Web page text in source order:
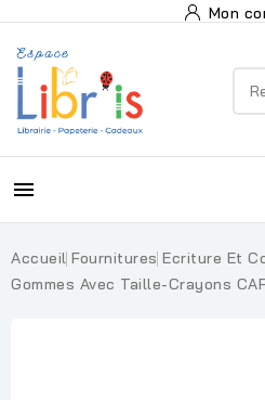
Mon

Accueil Fournitures Ecriture Et
Gommes Avec Taille-Crayons